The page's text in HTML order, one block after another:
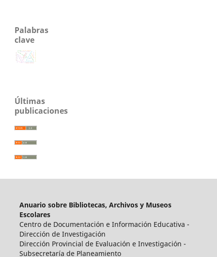
Palabras
clave
sibaugestión de bibliotecas
colaboración
bibliotecas escolares
solidaridad
sistema educativo
bibliotecas escolares
política educativa
memoria escolar
museo escolar escuela pública
arte del libro
cruce de lenguajes
archivo escolar patrimonio documental
museos escolares
archivo
museo
lectura
oralidad
Últimas
publicaciones
Anuario sobre Bibliotecas, Archivos y Museos
Escolares
Centro de Documentación e Información Educativa -
Dirección de Investigación
Dirección Provincial de Evaluación e Investigación -
Subsecretaría de Planeamiento